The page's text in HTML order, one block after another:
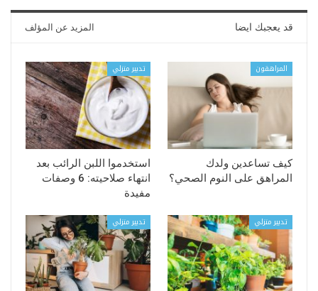
قد يعجبك ايضا المزيد عن المؤلف
المراهقون
كيف تساعدين ولدك
المراهق على النوم الصحي؟
تدبير منزلي
استخدموا اللبن الرائب بعد
انتهاء صلاحيته: 6 وصفات
مفيدة
تدبير منزلي تدبير منزلي